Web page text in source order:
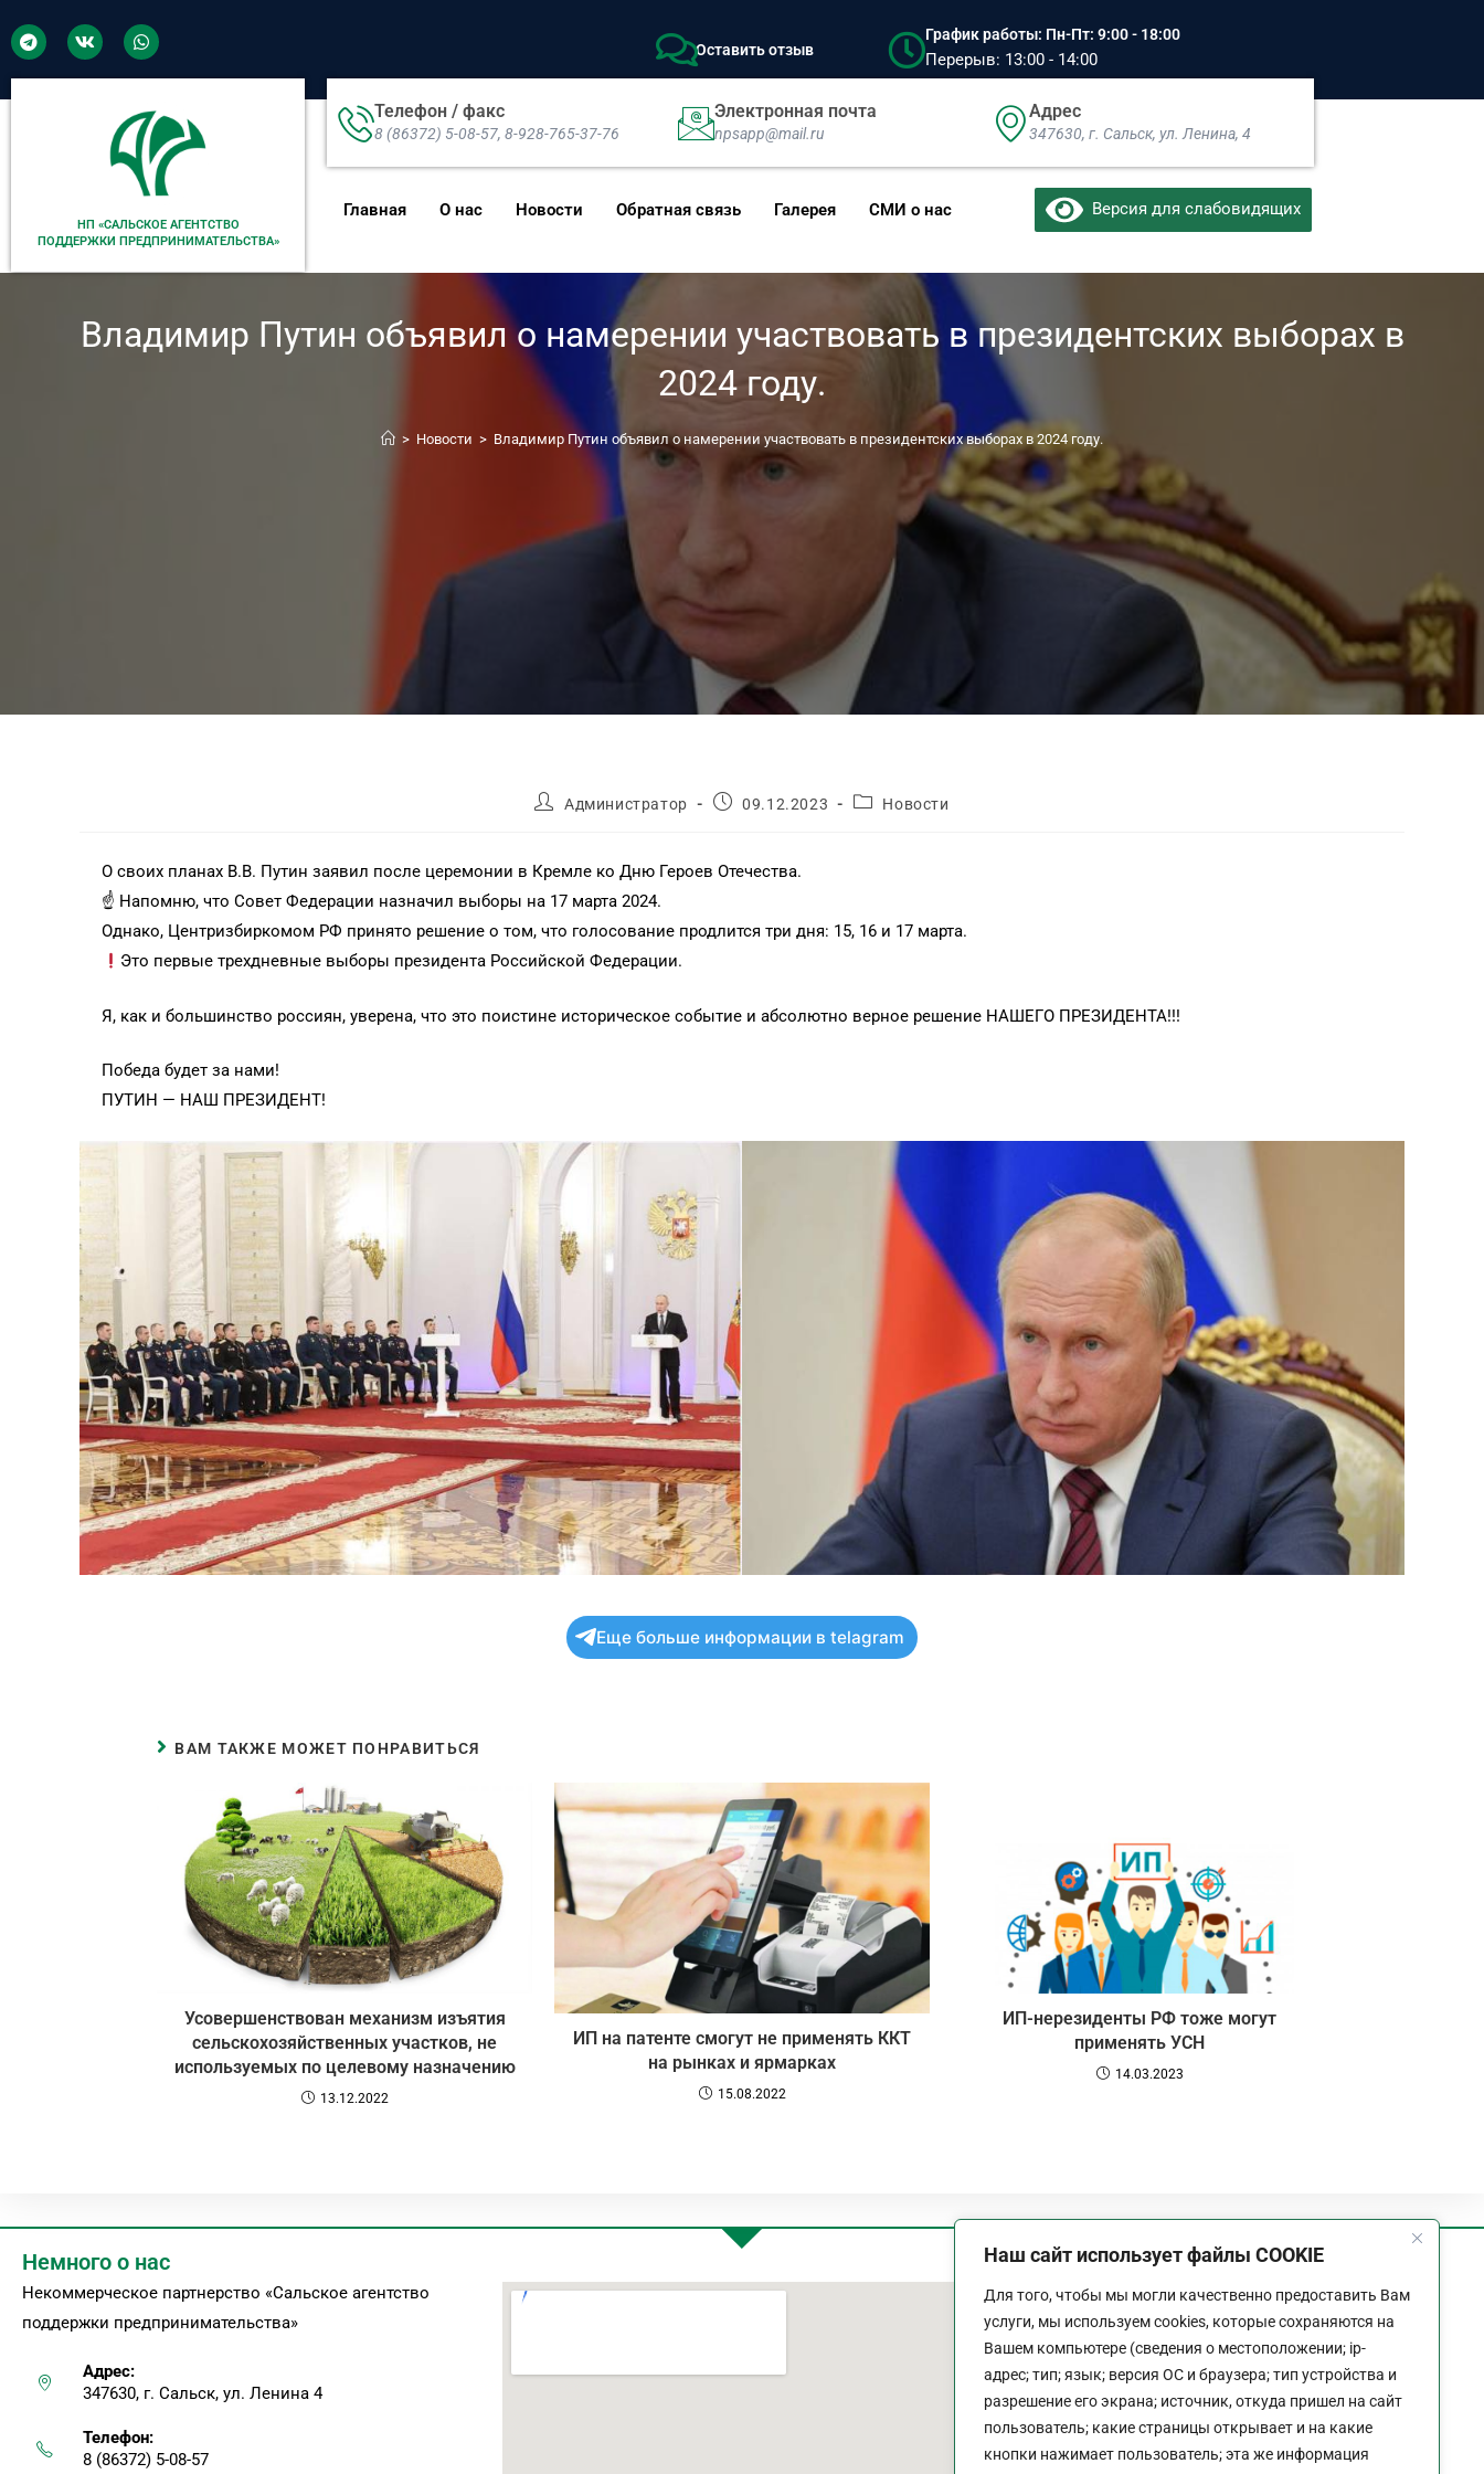
Наш сайт использует файлы COOKIE
Для того, чтобы мы могли качественно предоставить Вам
услуги, мы используем cookies, которые сохраняются на
Вашем компьютере (сведения о местоположении; ip-
адрес; тип; язык; версия ОС и браузера; тип устройства и
разрешение его экрана; источник, откуда пришел на сайт
пользователь; какие страницы открывает и на какие
кнопки нажимает пользователь; эта же информация
Оставить отзыв
График работы: Пн-Пт: 9:00 - 18:00
Перерыв: 13:00 - 14:00
НП «САЛЬСКОЕ АГЕНТСТВО
ПОДДЕРЖКИ ПРЕДПРИНИМАТЕЛЬСТВА»
Телефон / факс
8 (86372) 5-08-57, 8-928-765-37-76
Электронная почта
npsapp@mail.ru
Адрес
347630, г. Сальск, ул. Ленина, 4​
Главная О нас Новости Обратная связь Галерея СМИ о нас Версия для слабовидящих
Владимир Путин объявил о намерении участвовать в президентских выборах в
2024 году.
> Новости > Владимир Путин объявил о намерении участвовать в президентских выборах в 2024 году.
Администратор 09.12.2023 Новости
О своих планах В.В. Путин заявил после церемонии в Кремле ко Дню Героев Отечества.
☝️ Напомню, что Совет Федерации назначил выборы на 17 марта 2024.
Однако, Центризбиркомом РФ принято решение о том, что голосование продлится три дня: 15, 16 и 17 марта.
Это первые трехдневные выборы президента Российской Федерации.
Я, как и большинство россиян, уверена, что это поистине историческое событие и абсолютно верное решение НАШЕГО ПРЕЗИДЕНТА!!!
Победа будет за нами!
ПУТИН — НАШ ПРЕЗИДЕНТ!
Еще больше информации в telagram
ВАМ ТАКЖЕ МОЖЕТ ПОНРАВИТЬСЯ
Усовершенствован механизм изъятия
сельскохозяйственных участков, не
используемых по целевому назначению
13.12.2022
ИП на патенте смогут не применять ККТ
на рынках и ярмарках
15.08.2022
ИП-нерезиденты РФ тоже могут
применять УСН
14.03.2023
Немного о нас
Некоммерческое партнерство «Сальское агентство
поддержки предпринимательства»
Адрес:
347630, г. Сальск, ул. Ленина 4
Телефон:
8 (86372) 5-08-57
График работы
9:00 - 18:00
Выходной:Сб - Вс